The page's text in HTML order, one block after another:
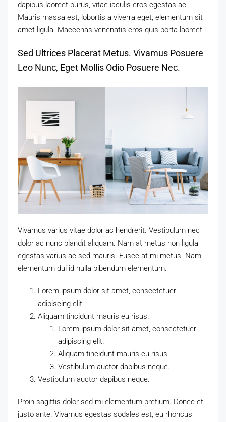
dapibus laoreet purus, vitae iaculis eros egestas ac.
Mauris massa est, lobortis a viverra eget, elementum sit
amet ligula. Maecenas venenatis eros quis porta laoreet.
Sed Ultrices Placerat Metus. Vivamus Posuere
Leo Nunc, Eget Mollis Odio Posuere Nec.
Vivamus varius vitae dolor ac hendrerit. Vestibulum nec
dolor ac nunc blandit aliquam. Nam at metus non ligula
egestas varius ac sed mauris. Fusce at mi metus. Nam
elementum dui id nulla bibendum elementum.
Lorem ipsum dolor sit amet, consectetuer
adipiscing elit.
Aliquam tincidunt mauris eu risus.
Lorem ipsum dolor sit amet, consectetuer
adipiscing elit.
Aliquam tincidunt mauris eu risus.
Vestibulum auctor dapibus neque.
Vestibulum auctor dapibus neque.
Proin sagittis dolor sed mi elementum pretium. Donec et
justo ante. Vivamus egestas sodales est, eu rhoncus